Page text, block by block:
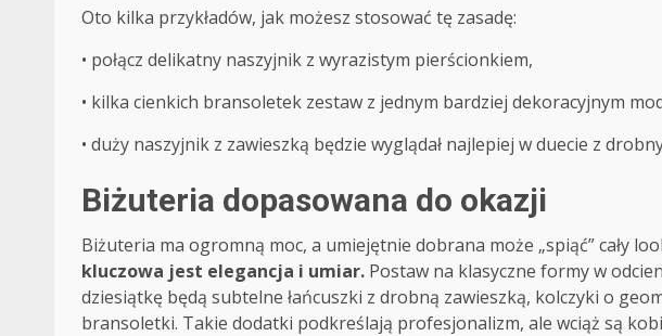
Oto kilka przykładów, jak możesz stosować tę zasadę:
• połącz delikatny naszyjnik z wyrazistym pierścionkiem,
• kilka cienkich bransoletek zestaw z jednym bardziej dekoracyjnym
• duży naszyjnik z zawieszką będzie wyglądał najlepiej w duecie z
Biżuteria dopasowana do okazji
Biżuteria ma ogromną moc, a umiejętnie dobrana może „spiąć” cały
kluczowa jest elegancja i umiar. Postaw na klasyczne formy w
dziesiątkę będą subtelne łańcuszki z drobną zawieszką, kolczyki o
bransoletki. Takie dodatki podkreślają profesjonalizm, ale wciąż są